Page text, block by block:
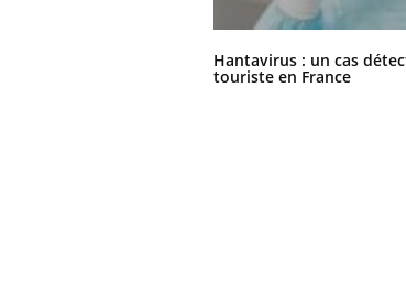
Hantavirus : un cas
touriste en France